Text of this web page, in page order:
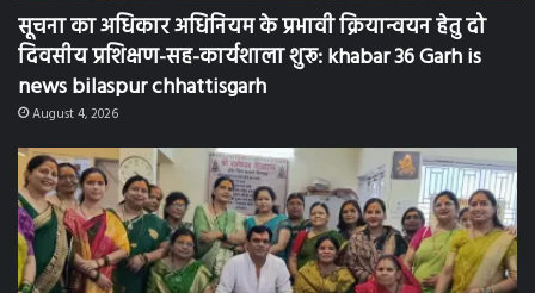
सूचना का अधिकार अधिनियम के प्रभावी क्रियान्वयन हेतु दो
दिवसीय प्रशिक्षण-सह-कार्यशाला शुरू: khabar 36 Garh is
news bilaspur chhattisgarh
August 4, 2026